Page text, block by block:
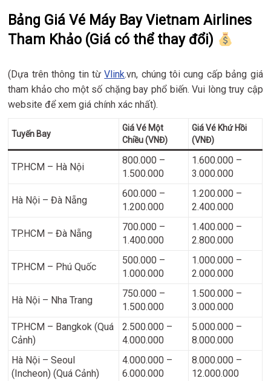
Bảng Giá Vé Máy Bay Vietnam Airlines
Tham Khảo (Giá có thể thay đổi)
(Dựa trên thông tin từVlink.vn, chúng tôi cung cấp bảng giá
tham khảo cho một số chặng bay phổ biến. Vui lòng truy cập
website để xem giá chính xác nhất).
Tuyến Bay
Giá Vé Một
Chiều (VNĐ)
Giá Vé Khứ Hồi
(VNĐ)
TP.HCM – Hà Nội
800.000 –
1.500.000
1.600.000 –
3.000.000
Hà Nội – Đà Nẵng
600.000 –
1.200.000
1.200.000 –
2.400.000
TP.HCM – Đà Nẵng
700.000 –
1.400.000
1.400.000 –
2.800.000
TP.HCM – Phú Quốc
500.000 –
1.000.000
1.000.000 –
2.000.000
Hà Nội – Nha Trang
750.000 –
1.500.000
1.500.000 –
3.000.000
TP.HCM – Bangkok (Quá
Cảnh)
2.500.000 –
4.000.000
5.000.000 –
8.000.000
Hà Nội – Seoul
(Incheon) (Quá Cảnh)
4.000.000 –
6.000.000
8.000.000 –
12.000.000